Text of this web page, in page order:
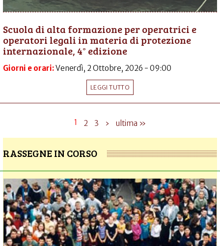
Scuola di alta formazione per operatrici e
operatori legali in materia di protezione
internazionale, 4° edizione
Giorni e orari:Venerdì, 2 Ottobre, 2026 - 09:00
LEGGI TUTTO
1 2 3 › ultima »
RASSEGNE IN CORSO